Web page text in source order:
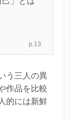
p.13.
う三人の異
作品を比較
的には新鮮